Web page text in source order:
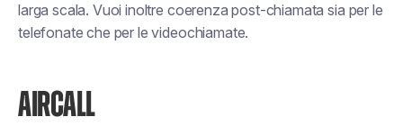
larga scala. Vuoi inoltre coerenza post-chiamata sia per le
telefonate che per le videochiamate.
AIRCALL